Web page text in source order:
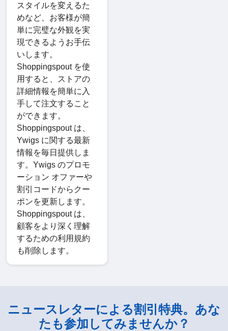
スタイルを変えるた
めなど、お客様が簡
単に完璧な外観を実
現できるようお手伝
いします。
Shoppingspout を使
用すると、ストアの
詳細情報を簡単に入
手して注文すること
ができます。
Shoppingspout は、
Ywigs に関する最新
情報を毎日提供しま
す。Ywigs のプロモ
ーション オファーや
割引コードからクー
ポンを更新します。
Shoppingspout は、
顧客をより深く理解
するための利用規約
も削除します。
ニュースレターによる割引特典。あな
たも参加してみませんか？